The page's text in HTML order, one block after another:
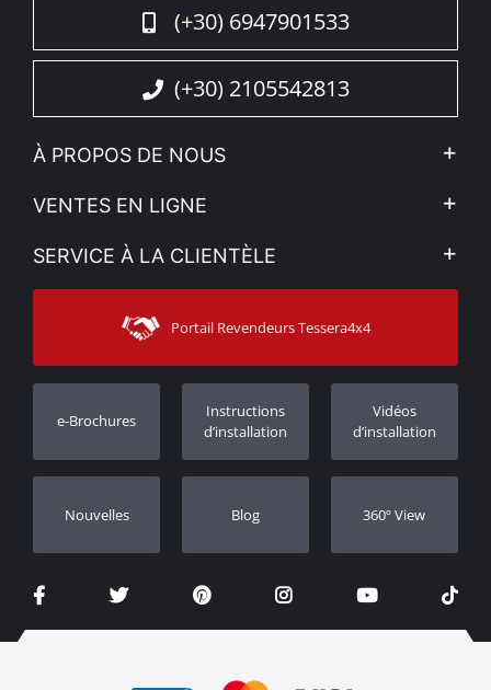
(+30) 6947901533
(+30) 2105542813
À PROPOS DE NOUS
L'entreprise
Voir nos actualités
Sitemap
VENTES EN LIGNE
Mon compte
Moyens d’expédition
SERVICE À LA CLIENTÈLE
Contacter
Assistance aux clients
Suivi des commandes
Concessionnaires
Portail Revendeurs Tessera4x4
e-Brochures
Instructions
d’installation
Vidéos
d’installation
Nouvelles Blog 360º View